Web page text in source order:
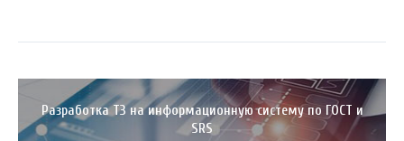
Разработка ТЗ на информационную систему по ГОСТ и
SRS